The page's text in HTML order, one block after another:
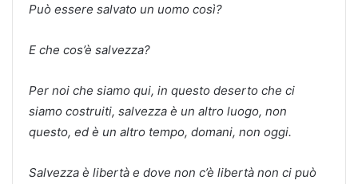
Può essere salvato un uomo così?
E che cos’è salvezza?
Per noi che siamo qui, in questo deserto che ci
siamo costruiti, salvezza è un altro luogo, non
questo, ed è un altro tempo, domani, non oggi.
Salvezza è libertà e dove non c’è libertà non ci può